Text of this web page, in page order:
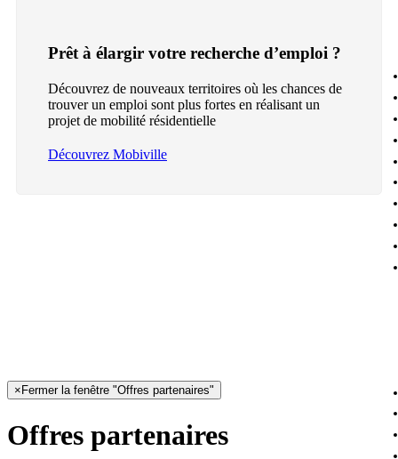
Prêt à élargir votre recherche d’emploi ?
Découvrez de nouveaux territoires où les chances de
trouver un emploi sont plus fortes en réalisant un
projet de mobilité résidentielle
Découvrez Mobiville
× Fermer la fenêtre "Offres partenaires"
Offres partenaires